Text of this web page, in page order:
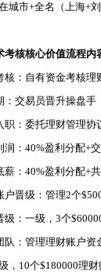
在城市+全名（上海+
核核心价值流程内
：自有资金考核理
：交易员晋升操盘手
：委托理财管理协
：40%盈利分配+
：40%盈利分配+
晋级：管理2个
：一级，3个
：管理理财账户资
，10个$180000理财